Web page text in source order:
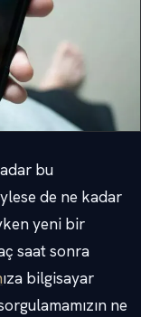
bu
de ne kadar
yeni bir
saat sonra
ıza bilgisayar
ne